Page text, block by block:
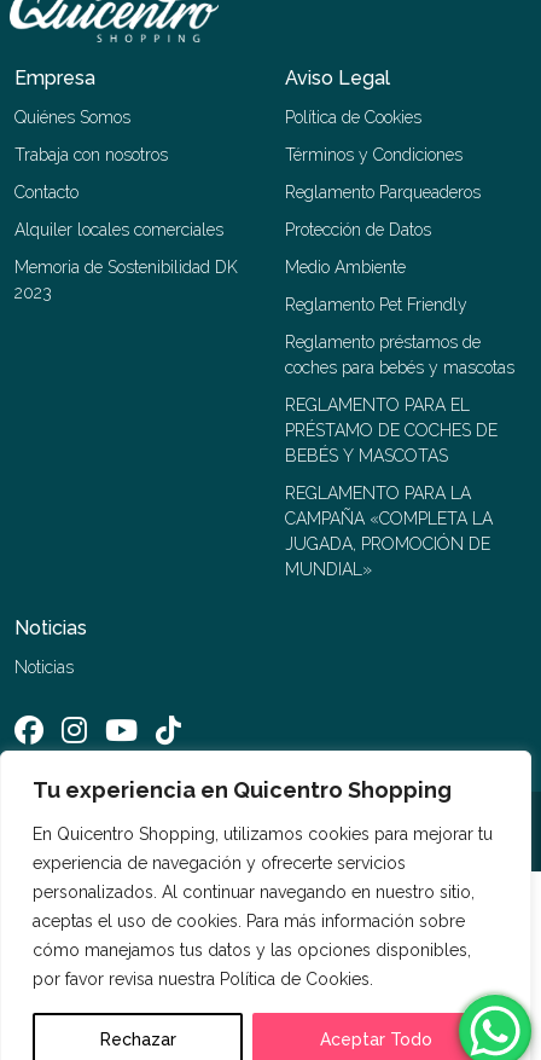
Tu experiencia en Quicentro Shopping
En Quicentro Shopping, utilizamos cookies para mejorar tu
experiencia de navegación y ofrecerte servicios
personalizados. Al continuar navegando en nuestro sitio,
aceptas el uso de cookies. Para más información sobre
cómo manejamos tus datos y las opciones disponibles,
por favor revisa nuestra Política de Cookies.
Rechazar Aceptar Todo
Empresa
Quiénes Somos
Trabaja con nosotros
Contacto
Alquiler locales comerciales
Memoria de Sostenibilidad DK
2023
Aviso Legal
Política de Cookies
Términos y Condiciones
Reglamento Parqueaderos
Protección de Datos
Medio Ambiente
Reglamento Pet Friendly
Reglamento préstamos de
coches para bebés y mascotas
REGLAMENTO PARA EL
PRÉSTAMO DE COCHES DE
BEBÉS Y MASCOTAS
REGLAMENTO PARA LA
CAMPAÑA «COMPLETA LA
JUGADA, PROMOCIÓN DE
MUNDIAL»
Noticias
Noticias
©2026 Quicentro Shopping. Todos los derechos reservados